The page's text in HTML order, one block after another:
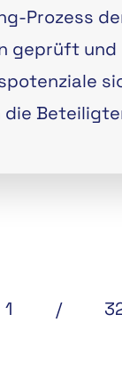
Prozess
geprüft und
die
1 /